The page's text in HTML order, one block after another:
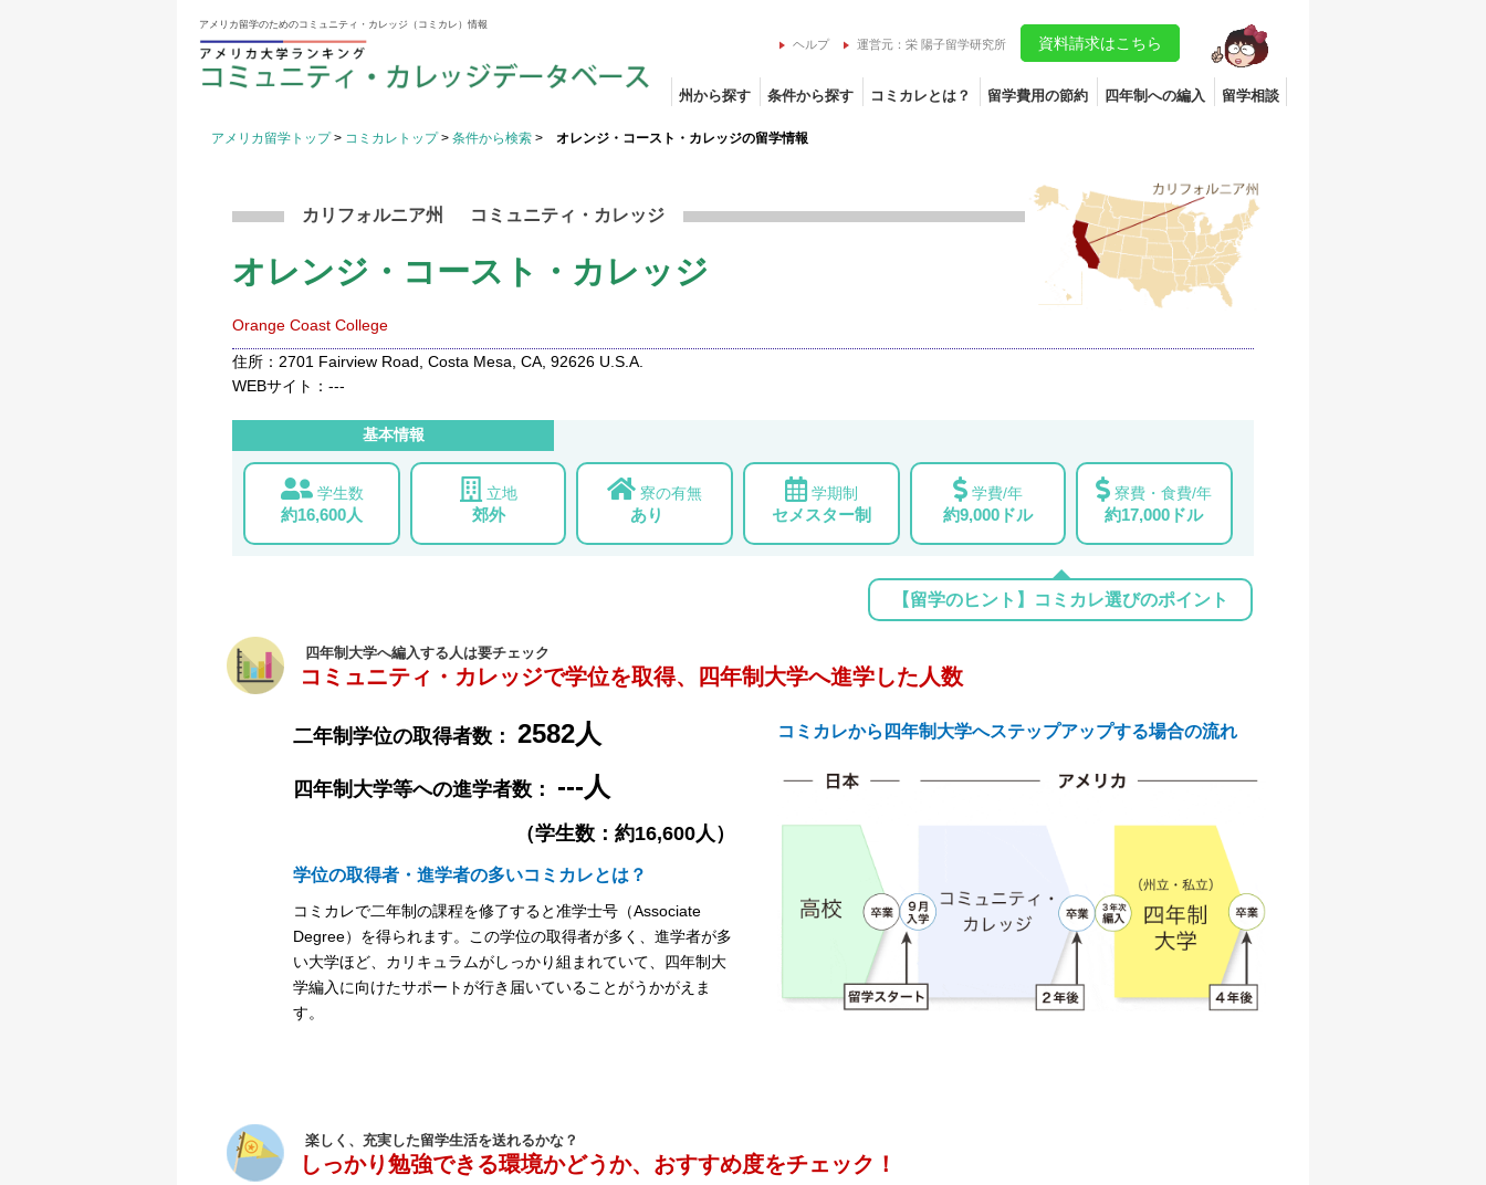
アメリカ留学のためのコミュニティ・カレッジ（コミカレ）情報
ヘルプ 運営元：栄 陽子留学研究所 資料請求はこちら
州から探す 条件から探す コミカレとは？ 留学費用の節約 四年制への編入 留学相談
アメリカ留学トップ > コミカレトップ > 条件から検索 > オレンジ・コースト・カレッジの留学情報
カリフォルニア州 コミュニティ・カレッジ
オレンジ・コースト・カレッジ
Orange Coast College
住所：2701 Fairview Road, Costa Mesa, CA, 92626 U.S.A.
WEBサイト：---
基本情報
学生数
約16,600人
立地
郊外
寮の有無
あり
学期制
セメスター制
学費/年
約9,000ドル
寮費・食費/年
約17,000ドル
【留学のヒント】コミカレ選びのポイント
四年制大学へ編入する人は要チェック
コミュニティ・カレッジで学位を取得、四年制大学へ進学した人数
二年制学位の取得者数： 2582人
四年制大学等への進学者数： ---人
（学生数：約16,600人）
学位の取得者・進学者の多いコミカレとは？
コミカレで二年制の課程を修了すると准学士号（Associate
Degree）を得られます。この学位の取得者が多く、進学者が多
い大学ほど、カリキュラムがしっかり組まれていて、四年制大
学編入に向けたサポートが行き届いていることがうかがえま
す。
コミカレから四年制大学へステップアップする場合の流れ
楽しく、充実した留学生活を送れるかな？
しっかり勉強できる環境かどうか、おすすめ度をチェック！